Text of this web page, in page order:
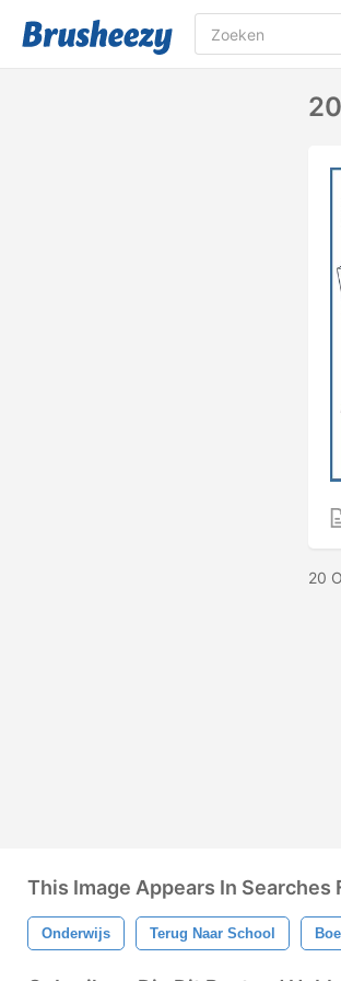
20
This Image Appears In Searches
Onderwijs Terug Naar School